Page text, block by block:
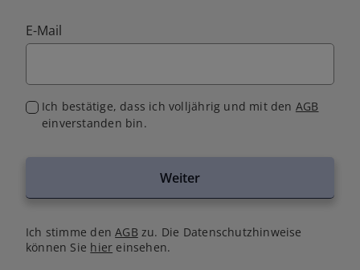
E-Mail
Ich bestätige, dass ich volljährig und mit den AGB
einverstanden bin.
Weiter
Ich stimme denAGB zu. Die Datenschutzhinweise
können Sie hier einsehen.